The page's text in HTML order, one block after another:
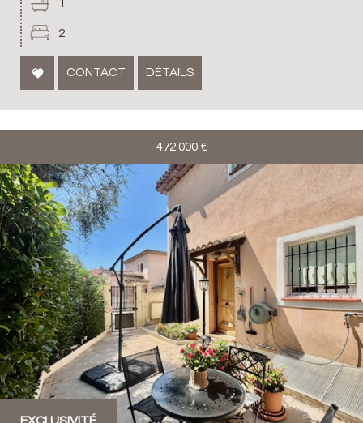
1
2
CONTACT DÉTAILS
EXCLUSIVITÉ
472 000 €